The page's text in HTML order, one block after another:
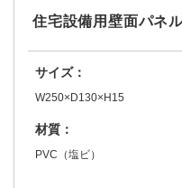
住宅設備用壁面パネ
サイズ：
W250×D130×H15
材質：
PVC（塩ビ）